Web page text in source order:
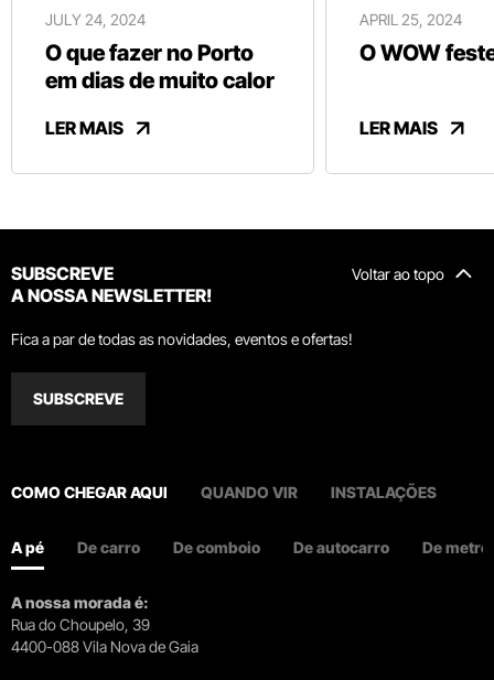
JULY 24, 2024
O que fazer no Porto
em dias de muito calor
LER MAIS
APRIL 25, 2024
O WOW
LER MAIS
Voltar ao topo
SUBSCREVE
A NOSSA NEWSLETTER!
Fica a par de todas as novidades, eventos e ofertas!
SUBSCREVE
COMO CHEGAR AQUI QUANDO VIR INSTALAÇÕES
A pé De carro De comboio De autocarro De metro
A nossa morada é:
Rua do Choupelo, 39
4400-088 Vila Nova de Gaia